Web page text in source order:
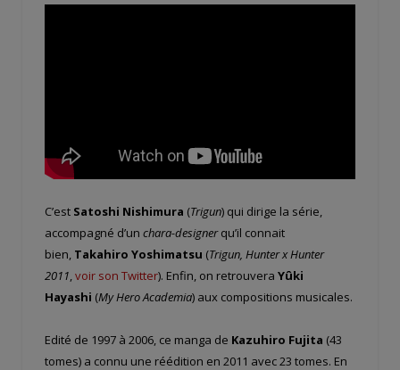
C’est Satoshi Nishimura (Trigun) qui dirige la série,
accompagné d’un chara-designerqu’il connait
bien, Takahiro Yoshimatsu (Trigun, Hunter x Hunter
2011,voir son Twitter). Enfin, on retrouvera Yûki
Hayashi (My Hero Academia) aux compositions musicales.
Edité de 1997 à 2006, ce manga de Kazuhiro Fujita (43
tomes) a connu une réédition en 2011 avec 23 tomes. En